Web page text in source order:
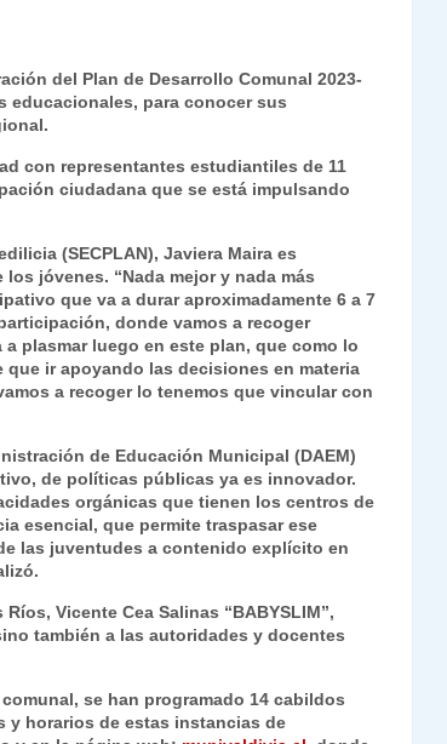
del Plan de Desarrollo Comunal 2023-
educacionales, para conocer sus
con representantes estudiantiles de 11
ciudadana que se está impulsando
(SECPLAN), Javiera Maira es
jóvenes. “Nada mejor y nada más
que va a durar aproximadamente 6 a 7
donde vamos a recoger
plasmar luego en este plan, que como lo
ir apoyando las decisiones en materia
a recoger lo tenemos que vincular con
de Educación Municipal (DAEM)
de políticas públicas ya es innovador.
orgánicas que tienen los centros de
esencial, que permite traspasar ese
las juventudes a contenido explícito en
Vicente Cea Salinas “BABYSLIM”,
también a las autoridades y docentes
se han programado 14 cabildos
y horarios de estas instancias de